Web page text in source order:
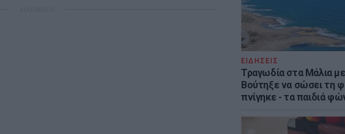
ΕΙΔΗΣΕΙΣ
Τραγωδία στα Μάλια
Βούτηξε να σώσει τη
πνίγηκε - τα παιδιά